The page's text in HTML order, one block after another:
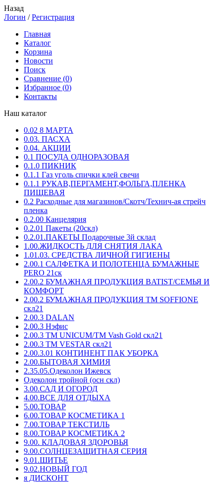
Назад
Логин /Регистрация
Главная
Каталог
Корзина
Новости
Поиск
Сравнение (0)
Избранное (0)
Контакты
Наш каталог
0.02 8 МАРТА
0.03. ПАСХА
0.04. АКЦИИ
0.1 ПОСУДА ОДНОРАЗОВАЯ
0.1.0 ПИКНИК
0.1.1 Газ уголь спички клей свечи
0.1.1 РУКАВ,ПЕРГАМЕНТ,ФОЛЬГА,ПЛЕНКА
ПИЩЕВАЯ
0.2 Расходные для магазинов/Скотч/Технич-ая стрейч
пленка
0.2.00 Канцелярия
0.2.01 Пакеты (20скл)
0.2.01.ПАКЕТЫ Подарочные 3й склад
1.00.ЖИДКОСТЬ ДЛЯ СНЯТИЯ ЛАКА
1.01.03. СРЕДСТВА ЛИЧНОЙ ГИГИЕНЫ
2.00.1 САЛФЕТКА И ПОЛОТЕНЦА БУМАЖНЫЕ
PERO 21ск
2.00.2 БУМАЖНАЯ ПРОДУКЦИЯ BATIST/СЕМЬЯ И
КОМФОРТ
2.00.2 БУМАЖНАЯ ПРОДУКЦИЯ ТМ SOFFIONE
скл21
2.00.3 DALAN
2.00.3 Нэфис
2.00.3 ТМ UNICUM/ТМ Vash Gold скл21
2.00.3 ТМ VESTAR скл21
2.00.3.01 КОНТИНЕНТ ПАК УБОРКА
2.00.БЫТОВАЯ ХИМИЯ
2.35.05.Одеколон Ижевск
Одеколон тройной (осн скл)
3.00.САД И ОГОРОД
4.00.ВСЕ ДЛЯ ОТДЫХА
5.00.ТОВАР
6.00.ТОВАР КОСМЕТИКА 1
7.00.ТОВАР ТЕКСТИЛЬ
8.00.ТОВАР КОСМЕТИКА 2
9.00. КЛАДОВАЯ ЗДОРОВЬЯ
9.00.СОЛНЦЕЗАЩИТНАЯ СЕРИЯ
9.01.ШИТЬЕ
9.02.НОВЫЙ ГОД
я ДИСКОНТ